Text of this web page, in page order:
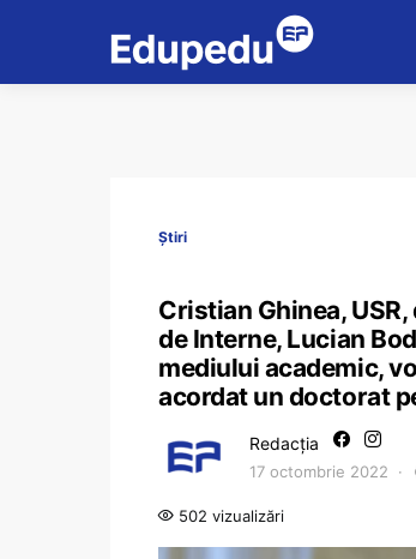
Știri
Cristian Ghinea,
de Interne, Lucian
mediului academic,
acordat un doctorat
Redacția
17 octombrie 2022
502 vizualizări